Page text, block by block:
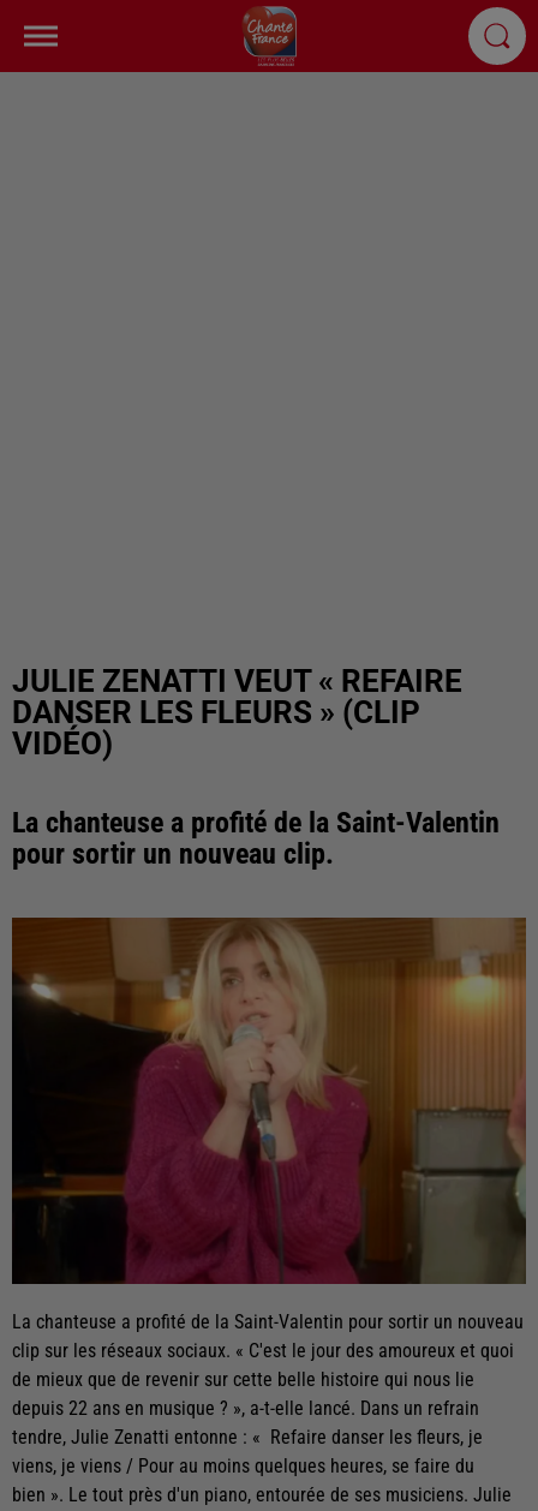
JULIE ZENATTI VEUT « REFAIRE
DANSER LES FLEURS » (CLIP
VIDÉO)
La chanteuse a profité de la Saint-Valentin
pour sortir un nouveau clip.
La chanteuse a profité de la Saint-Valentin pour sortir un nouveau
clip sur les réseaux sociaux. « C'est le jour des amoureux et quoi
de mieux que de revenir sur cette belle histoire qui nous lie
depuis 22 ans en musique ? », a-t-elle lancé. Dans un refrain
tendre, Julie Zenatti entonne : « Refaire danser les fleurs, je
viens, je viens / Pour au moins quelques heures, se faire du
bien ». Le tout près d'un piano, entourée de ses musiciens. Julie